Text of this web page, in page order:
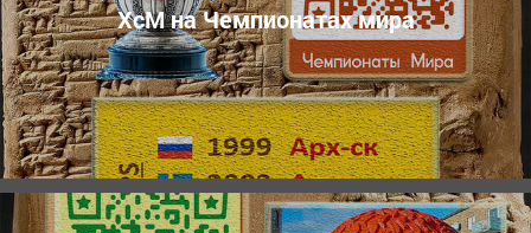
ХсМ на Чемпионатах мира